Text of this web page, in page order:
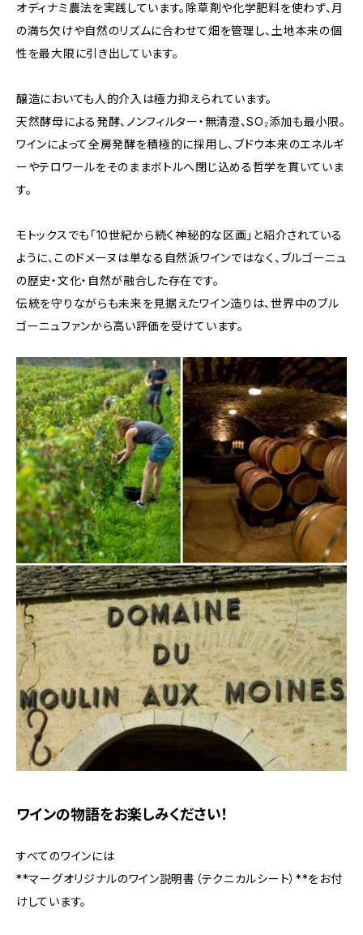
オディナミ農法を実践しています。除草剤や化学肥料を使わず、月
の満ち欠けや自然のリズムに合わせて畑を管理し、土地本来の個
性を最大限に引き出しています。
醸造においても人的介入は極力抑えられています。
天然酵母による発酵、ノンフィルター・無清澄、SO₂添加も最小限。
ワインによって全房発酵を積極的に採用し、ブドウ本来のエネルギ
ーやテロワールをそのままボトルへ閉じ込める哲学を貫いていま
す。
モトックスでも「10世紀から続く神秘的な区画」と紹介されている
ように、このドメーヌは単なる自然派ワインではなく、ブルゴーニュ
の歴史・文化・自然が融合した存在です。
伝統を守りながらも未来を見据えたワイン造りは、世界中のブル
ゴーニュファンから高い評価を受けています。
ワインの物語をお楽しみください！
すべてのワインには
**マーグオリジナルのワイン説明書（テクニカルシート）**をお付
けしています。